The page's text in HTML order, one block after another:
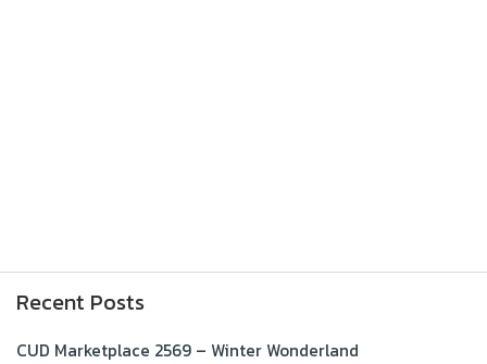
Recent Posts
CUD Marketplace 2569 – Winter Wonderland